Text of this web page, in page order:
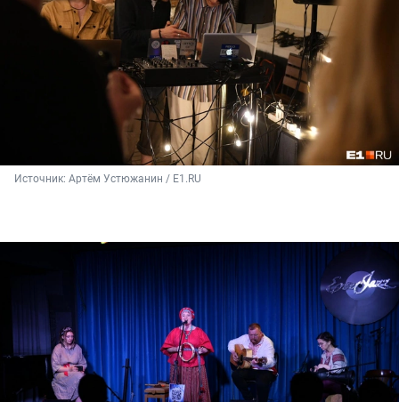
Источник: Артём Устюжанин / E1.RU